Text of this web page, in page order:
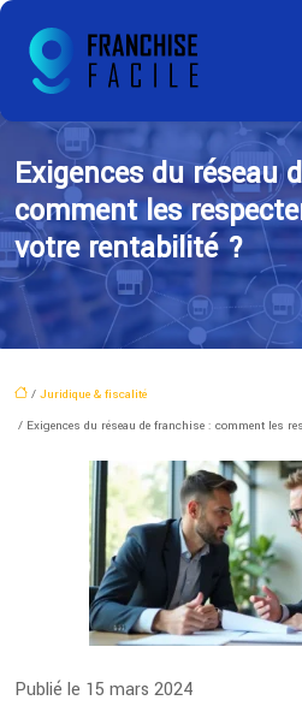
Exigences du réseau
comment les
votre rentabilité ?
/ Juridique & fiscalité
/ Exigences du réseau de franchise : comment les
Publié le 15 mars 2024